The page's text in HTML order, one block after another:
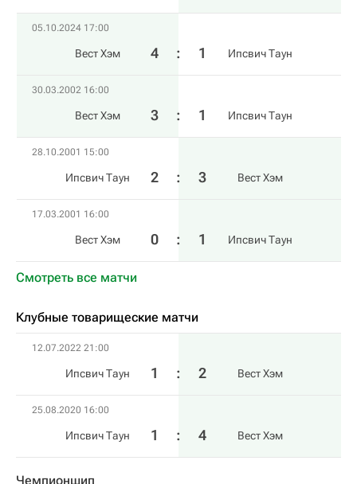
05.10.2024 17:00
Вест Хэм 4 : 1 Ипсвич Таун
30.03.2002 16:00
Вест Хэм 3 : 1 Ипсвич Таун
28.10.2001 15:00
Ипсвич Таун 2 : 3 Вест Хэм
17.03.2001 16:00
Вест Хэм 0 : 1 Ипсвич Таун
Смотреть все матчи
Клубные товарищеские матчи
12.07.2022 21:00
Ипсвич Таун 1 : 2 Вест Хэм
25.08.2020 16:00
Ипсвич Таун 1 : 4 Вест Хэм
Чемпионшип